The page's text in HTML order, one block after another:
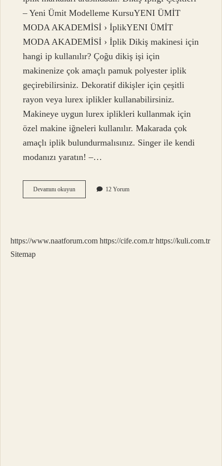
– Yeni Ümit Modelleme KursuYENI ÜMİT
MODA AKADEMİSİ › İplikYENI ÜMİT
MODA AKADEMİSİ › İplik Dikiş makinesi için
hangi ip kullanılır? Çoğu dikiş işi için
makinenize çok amaçlı pamuk polyester iplik
geçirebilirsiniz. Dekoratif dikişler için çeşitli
rayon veya lurex iplikler kullanabilirsiniz.
Makineye uygun lurex iplikleri kullanmak için
özel makine iğneleri kullanılır. Makarada çok
amaçlı iplik bulundurmalısınız. Singer ile kendi
modanızı yaratın! –…
Devamını okuyunEn
Kaliteli
12 Yorum
https://www.naatforum.com https://cife.com.tr https://kuli.com.tr
Sitemap